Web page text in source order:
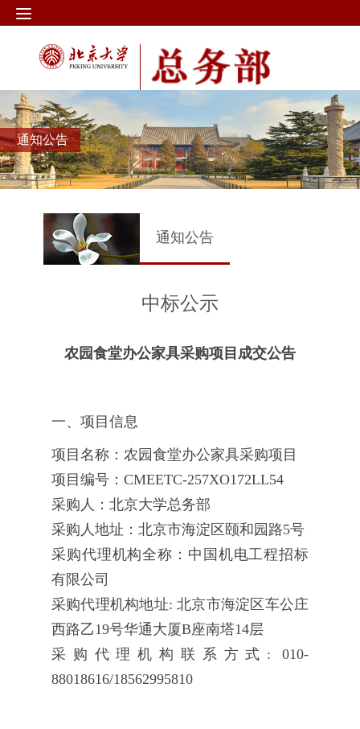
通知公告
通知公告
中标公示
农园食堂办公家具采购项目成交公告
一、项目信息
项目名称：农园食堂办公家具采购项目
项目编号：CMEETC-257XO172LL54
采购人：北京大学总务部
采购人地址：北京市海淀区颐和园路5号
采购代理机构全称：中国机电工程招标
有限公司
采购代理机构地址: 北京市海淀区车公庄
西路乙19号华通大厦B座南塔14层
采购代理机构联系方式: 010-
88018616/18562995810